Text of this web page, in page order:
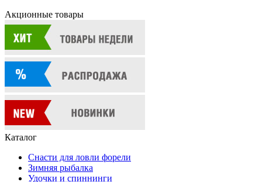
Акционные товары
Каталог
Снасти для ловли форели
Зимняя рыбалка
Удочки и спиннинги